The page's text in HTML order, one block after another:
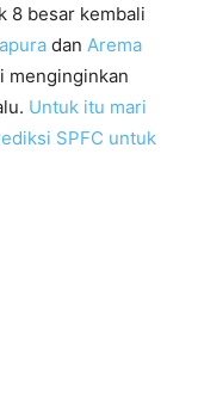
8 besar kembali
dan Arema
menginginkan
Untuk itu mari
SPFC untuk